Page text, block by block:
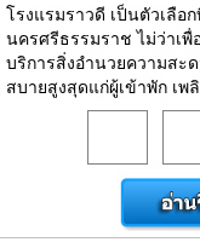
โรงแรมราวดี เป็นตัวเลือ
นครศรีธรรมราช ไม่ว่าเ
บริการสิ่งอำนวยความสะ
สบายสูงสุดแก่ผู้เข้าพัก เพ